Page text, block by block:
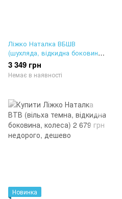
Ліжко Наталка ВБШВ
(шухляда, відкидна боковина,
колеса)
3 349 грн
Немає в наявності
Новинка